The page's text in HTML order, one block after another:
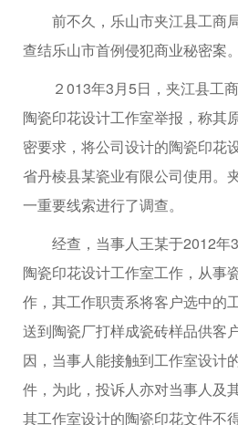
前不久，乐山市夹江县工商局
查结乐山市首例侵犯商业秘密案。
２013年3月5日，夹江县工商
陶瓷印花设计工作室举报，称其
密要求，将公司设计的陶瓷印花
省丹棱县某瓷业有限公司使用。
一重要线索进行了调查。
经查，当事人王某于2012年3
陶瓷印花设计工作室工作，从事
作，其工作职责系将客户选中的
送到陶瓷厂打样成瓷砖样品供客
因，当事人能接触到工作室设计
件，为此，投诉人亦对当事人及
其工作室设计的陶瓷印花文件不